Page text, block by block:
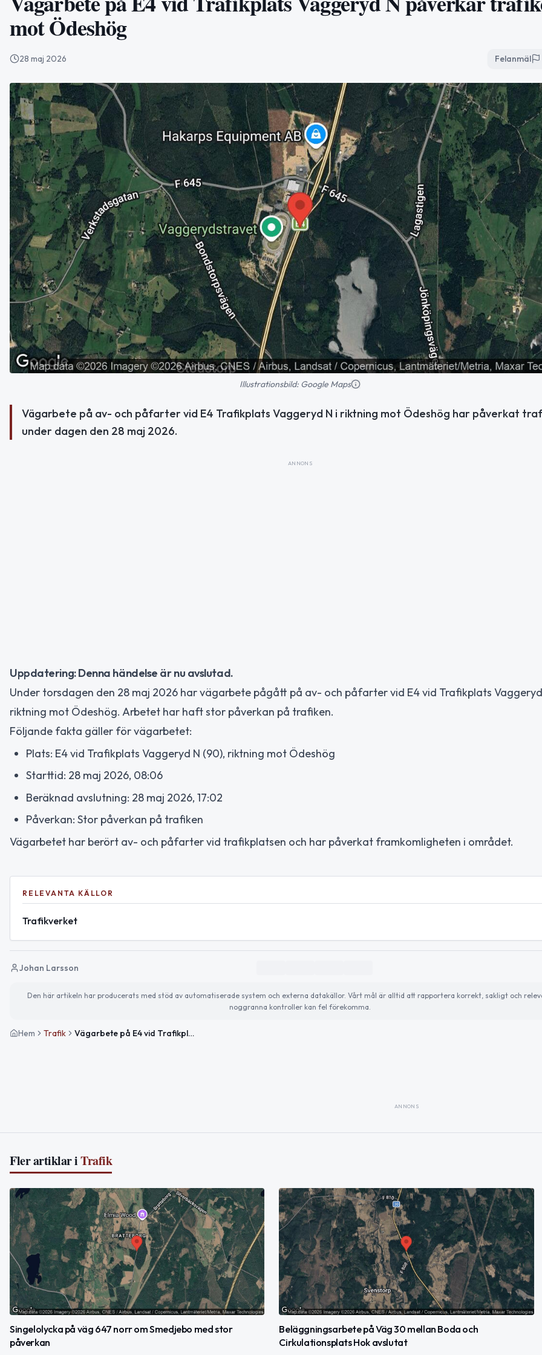
mot Ödeshög
28 maj 2026 Felanmäl
Illustrationsbild: Google Maps
Vägarbete på av- och påfarter vid E4 Trafikplats Vaggeryd N i riktning mot Ödeshög har påverkat
under dagen den 28 maj 2026.
ANNONS
Uppdatering: Denna händelse är nu avslutad.
Under torsdagen den 28 maj 2026 har vägarbete pågått på av- och påfarter vid E4 vid Trafikplats
riktning mot Ödeshög. Arbetet har haft stor påverkan på trafiken.
Följande fakta gäller för vägarbetet:
Plats: E4 vid Trafikplats Vaggeryd N (90), riktning mot Ödeshög
Starttid: 28 maj 2026, 08:06
Beräknad avslutning: 28 maj 2026, 17:02
Påverkan: Stor påverkan på trafiken
Vägarbetet har berört av- och påfarter vid trafikplatsen och har påverkat framkomligheten i området.
RELEVANTA KÄLLOR
Trafikverket
Johan Larsson
Den här artikeln har producerats med stöd av automatiserade system och externa datakällor. Vårt mål är alltid att rapportera korrekt, sakligt och
noggranna kontroller kan fel förekomma.
Hem Trafik Vägarbete på E4 vid Trafikplats Vaggeryd N påverkar trafiken mot Ödeshög
ANNONS
Fler artiklar iTrafik
Singelolycka på väg 647 norr om Smedjebo med stor
påverkan
Beläggningsarbete på Väg 30 mellan Boda och
Cirkulationsplats Hok avslutat